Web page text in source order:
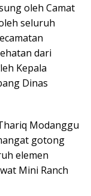
oleh Camat
seluruh
dari
Kepala
Dinas
Modanggu
gotong
elemen
Mini Ranch